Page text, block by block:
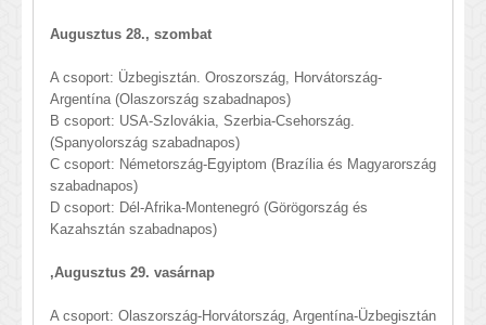
Augusztus 28., szombat
A csoport: Üzbegisztán. Oroszország, Horvátország-
Argentína (Olaszország szabadnapos)
B csoport: USA-Szlovákia, Szerbia-Csehország.
(Spanyolország szabadnapos)
C csoport: Németország-Egyiptom (Brazília és Magyarország
szabadnapos)
D csoport: Dél-Afrika-Montenegró (Görögország és
Kazahsztán szabadnapos)
,Augusztus 29. vasárnap
A csoport: Olaszország-Horvátország, Argentína-Üzbegisztán